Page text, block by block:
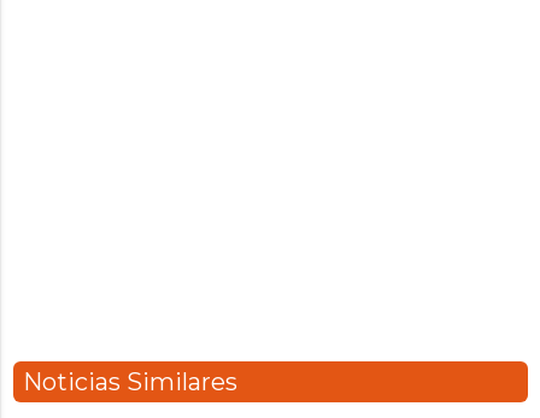
Noticias Similares